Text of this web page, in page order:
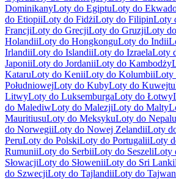
DominikanyLoty do EgiptuLoty do
do EtiopiiLoty do FidżiLoty do FilipinLoty
FrancjiLoty do GrecjiLoty do GruzjiLoty
HolandiiLoty do HongkonguLoty do Indii
IrlandiiLoty do IslandiiLoty do IzraelaLoty
JaponiiLoty do JordaniiLoty do Kambodży
KataruLoty do KeniiLoty do KolumbiiLoty
PołudniowejLoty do KubyLoty do Kuwejtu
LitwyLoty do LuksemburgaLoty do Łotwy
do MalediwLoty do MalezjiLoty do Malty
MauritiusuLoty do MeksykuLoty do Nepalu
do NorwegiiLoty do Nowej ZelandiiLoty
PeruLoty do PolskiLoty do PortugaliiLoty
RumuniiLoty do SerbiiLoty do SeszeliLoty
SłowacjiLoty do SłoweniiLoty do Sri Lanki
do SzwecjiLoty do TajlandiiLoty do